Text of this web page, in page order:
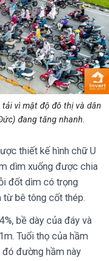
vì mật độ đô thị và dân
đang tăng nhanh.
thiết kế hình chữ U
dìm xuống được chia
đốt dìm có trọng
bê tông cốt thép.
bề dày của đáy và
Tuổi thọ của hầm
đường hầm này